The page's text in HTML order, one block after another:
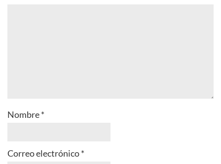
Nombre*
Correo electrónico*